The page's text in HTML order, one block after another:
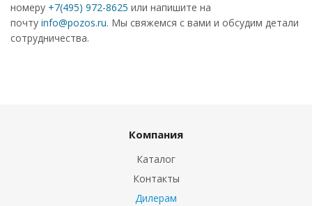
номеру +7(495) 972-8625 или напишите на
почту info@pozos.ru. Мы свяжемся с вами и обсудим детали
сотрудничества.
Компания
Каталог
Контакты
Дилерам